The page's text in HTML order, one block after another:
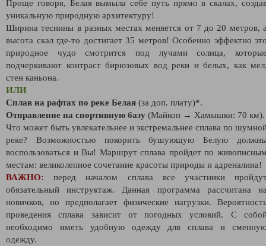
Проще говоря, Белая вымыла себе путь прямо в скалах,
уникальную природную архитектуру!
Ширина теснины в разных местах меняется от 7 до 20 метров,
высота скал где-то достигает 35 метров! Особенно эффектно
природное чудо смотрится под лучами солнца,
подчеркивают контраст бирюзовых вод реки и белых, как
стен каньона.
ИЛИ
Сплав на рафтах по реке Белая (за доп. плату)*.
Отправление на спортивную базу (Майкоп → Хамышки: 70 км).
Что может быть увлекательнее и экстремальнее сплава по
реке? Возможностью покорить бушующую Белую
воспользоваться и Вы! Маршрут сплава пройдет по
местам: великолепное сочетание красоты природы и адреналина!
ВАЖНО:
перед началом сплава все участники
обязательный инструктаж. Данная программа рассчитана
новичков, но предполагает физические нагрузки.
проведения сплава зависит от погодных условий. С
необходимо иметь удобную одежду для сплава и
одежду.